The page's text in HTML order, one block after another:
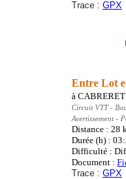
Trace : GPX
Entre Lot
à
Circuit VTT-
Avertissement -
Distance : 28
Durée (h) :
Difficulté :
Document :
Trace : GPX